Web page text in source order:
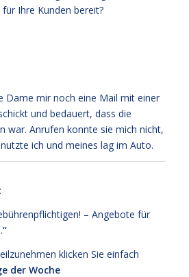
Ihre Kunden bereit?
Dame mir noch eine Mail mit einer
und bedauert, dass die
war. Anrufen konnte sie mich nicht,
ich und meines lag im Auto.
– Angebote für
“
klicken Sie einfach
der Woche